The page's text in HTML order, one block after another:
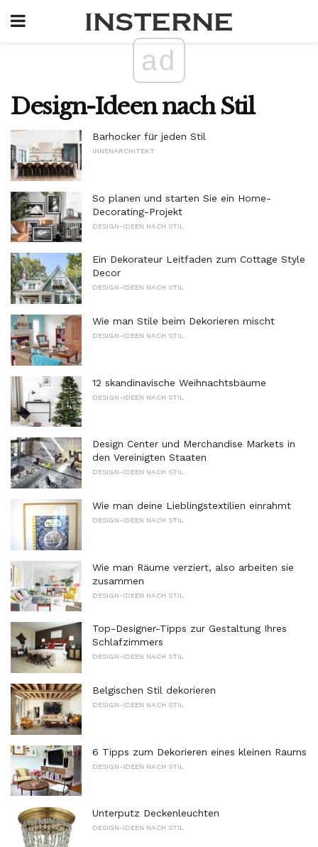
ad
Design-Ideen nach Stil
Barhocker für jeden Stil
INNENARCHITEKT
So planen und starten Sie ein Home-
Decorating-Projekt
DESIGN-IDEEN NACH STIL
Ein Dekorateur Leitfaden zum Cottage Style
Decor
DESIGN-IDEEN NACH STIL
Wie man Stile beim Dekorieren mischt
DESIGN-IDEEN NACH STIL
12 skandinavische Weihnachtsbäume
DESIGN-IDEEN NACH STIL
Design Center und Merchandise Markets in
den Vereinigten Staaten
DESIGN-IDEEN NACH STIL
Wie man deine Lieblingstextilien einrahmt
DESIGN-IDEEN NACH STIL
Wie man Räume verziert, also arbeiten sie
zusammen
DESIGN-IDEEN NACH STIL
Top-Designer-Tipps zur Gestaltung Ihres
Schlafzimmers
DESIGN-IDEEN NACH STIL
Belgischen Stil dekorieren
DESIGN-IDEEN NACH STIL
6 Tipps zum Dekorieren eines kleinen Raums
DESIGN-IDEEN NACH STIL
Unterputz Deckenleuchten
DESIGN-IDEEN NACH STIL